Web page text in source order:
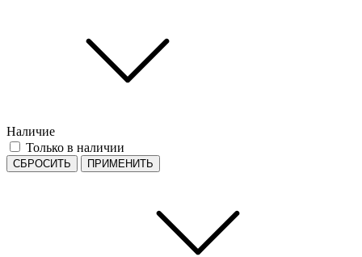
Наличие
Только в наличии
СБРОСИТЬ ПРИМЕНИТЬ